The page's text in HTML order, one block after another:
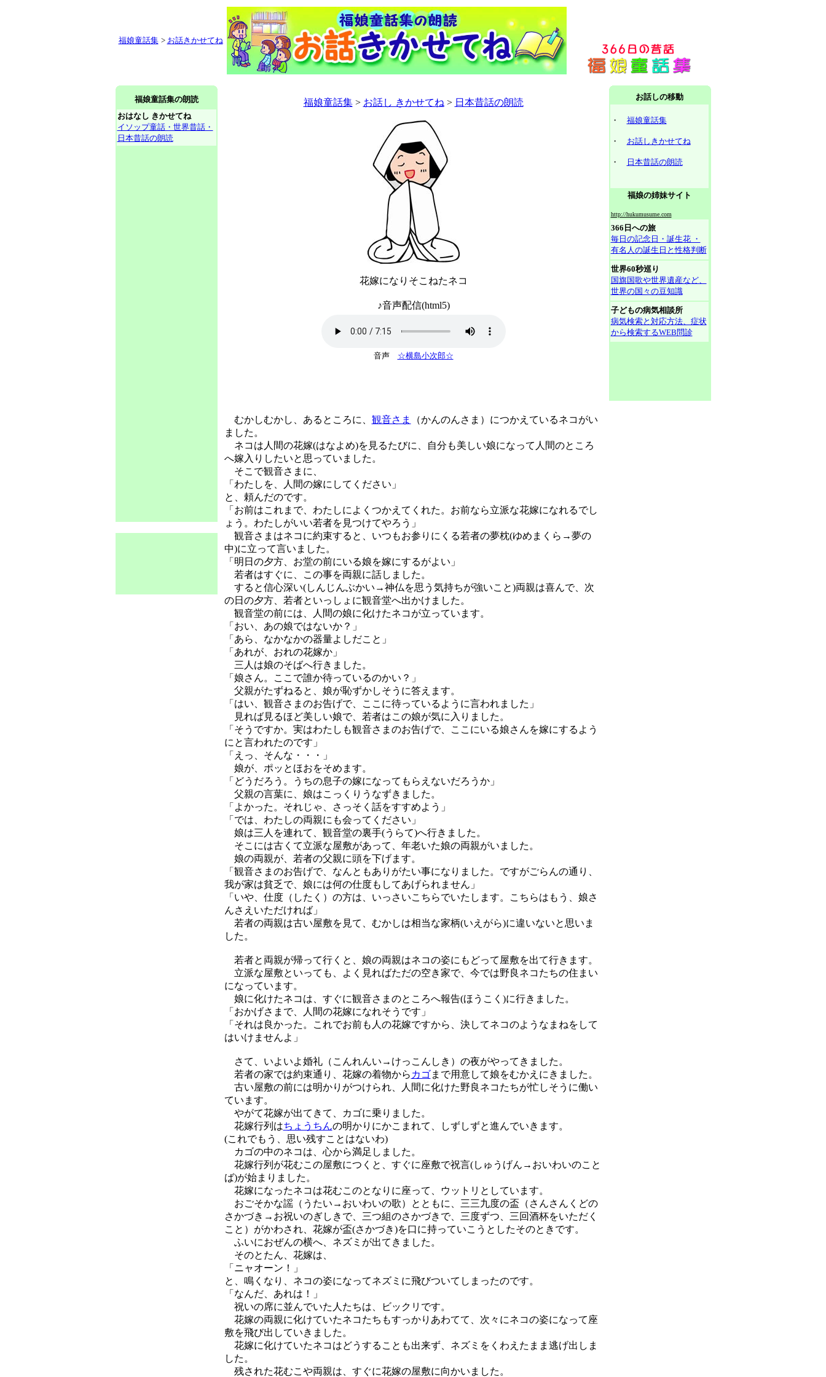
福娘童話集 > お話きかせてね
福娘童話集の朗読
おはなし きかせてね
イソップ童話・世界昔話・
日本昔話の朗読
福娘童話集> お話し きかせてね > 日本昔話の朗読
花嫁になりそこねたネコ
♪音声配信(html5)
音声 ☆横島小次郎☆
むかしむかし、あるところに、 観音さま
（かんのんさま）につかえているネコがい
ました。
ネコは人間の花嫁(はなよめ)を見るたびに、自分も美しい娘になって人間のところ
へ嫁入りしたいと思っていました。
そこで観音さまに、
「わたしを、人間の嫁にしてください」
と、頼んだのです。
「お前はこれまで、わたしによくつかえてくれた。お前なら立派な花嫁になれるでし
ょう。わたしがいい若者を見つけてやろう」
観音さまはネコに約束すると、いつもお参りにくる若者の夢枕(ゆめまくら→夢の
中)に立って言いました。
「明日の夕方、お堂の前にいる娘を嫁にするがよい」
若者はすぐに、この事を両親に話しました。
すると信心深い(しんじんぶかい→神仏を思う気持ちが強いこと)両親は喜んで、次
の日の夕方、若者といっしょに観音堂へ出かけました。
観音堂の前には、人間の娘に化けたネコが立っています。
「おい、あの娘ではないか？」
「あら、なかなかの器量よしだこと」
「あれが、おれの花嫁か」
三人は娘のそばへ行きました。
「娘さん。ここで誰か待っているのかい？」
父親がたずねると、娘が恥ずかしそうに答えます。
「はい、観音さまのお告げで、ここに待っているように言われました」
見れば見るほど美しい娘で、若者はこの娘が気に入りました。
「そうですか。実はわたしも観音さまのお告げで、ここにいる娘さんを嫁にするよう
にと言われたのです」
「えっ、そんな・・・」
娘が、ポッとほおをそめます。
「どうだろう。うちの息子の嫁になってもらえないだろうか」
父親の言葉に、娘はこっくりうなずきました。
「よかった。それじゃ、さっそく話をすすめよう」
「では、わたしの両親にも会ってください」
娘は三人を連れて、観音堂の裏手(うらて)へ行きました。
そこには古くて立派な屋敷があって、年老いた娘の両親がいました。
娘の両親が、若者の父親に頭を下げます。
「観音さまのお告げで、なんともありがたい事になりました。ですがごらんの通り、
我が家は貧乏で、娘には何の仕度もしてあげられません」
「いや、仕度（したく）の方は、いっさいこちらでいたします。こちらはもう、娘さ
んさえいただければ」
若者の両親は古い屋敷を見て、むかしは相当な家柄(いえがら)に違いないと思いま
した。
若者と両親が帰って行くと、娘の両親はネコの姿にもどって屋敷を出て行きます。
立派な屋敷といっても、よく見ればただの空き家で、今では野良ネコたちの住まい
になっています。
娘に化けたネコは、すぐに観音さまのところへ報告(ほうこく)に行きました。
「おかげさまで、人間の花嫁になれそうです」
「それは良かった。これでお前も人の花嫁ですから、決してネコのようなまねをして
はいけませんよ」
さて、いよいよ婚礼（こんれんい→けっこんしき）の夜がやってきました。
若者の家では約束通り、花嫁の着物から カゴまで用意して娘をむかえにきました。
古い屋敷の前には明かりがつけられ、人間に化けた野良ネコたちが忙しそうに働い
ています。
やがて花嫁が出てきて、カゴに乗りました。
花嫁行列はちょうちんの明かりにかこまれて、しずしずと進んでいきます。
(これでもう、思い残すことはないわ)
カゴの中のネコは、心から満足しました。
花嫁行列が花むこの屋敷につくと、すぐに座敷で祝言(しゅうげん→おいわいのこと
ば)が始まりました。
花嫁になったネコは花むこのとなりに座って、ウットリとしています。
おごそかな謡（うたい→おいわいの歌）とともに、三三九度の盃（さんさんくどの
さかづき→お祝いのぎしきで、三つ組のさかづきで、三度ずつ、三回酒杯をいただく
こと）がかわされ、花嫁が盃(さかづき)を口に持っていこうとしたそのときです。
ふいにおぜんの横へ、ネズミが出てきました。
そのとたん、花嫁は、
「ニャオーン！」
と、鳴くなり、ネコの姿になってネズミに飛びついてしまったのです。
「なんだ、あれは！」
祝いの席に並んでいた人たちは、ビックリです。
花嫁の両親に化けていたネコたちもすっかりあわてて、次々にネコの姿になって座
敷を飛び出していきました。
花嫁に化けていたネコはどうすることも出来ず、ネズミをくわえたまま逃げ出しま
した。
残された花むこや両親は、すぐに花嫁の屋敷に向かいました。
お話しの移動
・ 福娘童話集
・ お話しきかせてね
・ 日本昔話の朗読
福娘の姉妹サイト
http://hukumusume.com
366日への旅
毎日の記念日・誕生花 ・
有名人の誕生日と性格判断
世界60秒巡り
国旗国歌や世界遺産など、
世界の国々の豆知識
子どもの病気相談所
病気検索と対応方法、症状
から検索するWEB問診